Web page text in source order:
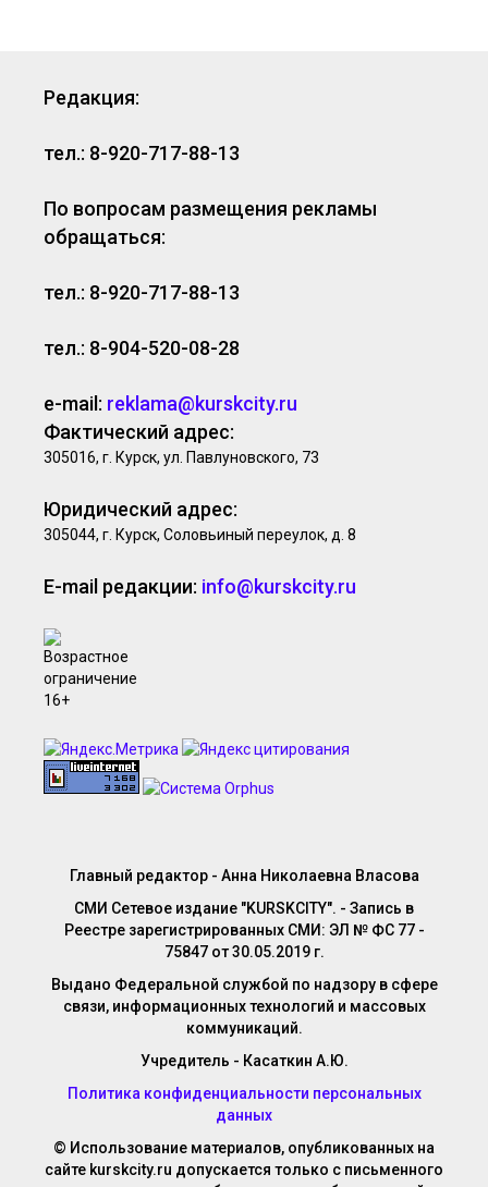
Редакция:
тел.: 8-920-717-88-13
По вопросам размещения рекламы
обращаться:
тел.: 8-920-717-88-13
тел.: 8-904-520-08-28
e-mail: reklama@kurskcity.ru
Фактический адрес:
305016, г. Курск, ул. Павлуновского, 73
Юридический адрес:
305044, г. Курск, Соловьиный переулок, д. 8
E-mail редакции: info@kurskcity.ru
Главный редактор - Анна Николаевна Власова
СМИ Сетевое издание "KURSKCITY". - Запись в
Реестре зарегистрированных СМИ: ЭЛ № ФС 77 -
75847 от 30.05.2019 г.
Выдано Федеральной службой по надзору в сфере
связи, информационных технологий и массовых
коммуникаций.
Учредитель - Касаткин А.Ю.
Политика конфиденциальности персональных
данных
© Использование материалов, опубликованных на
сайте kurskcity.ru допускается только с письменного